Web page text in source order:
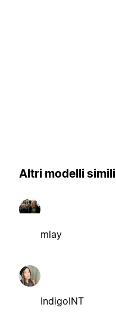
Altri modelli simili
mlay
IndigoINT